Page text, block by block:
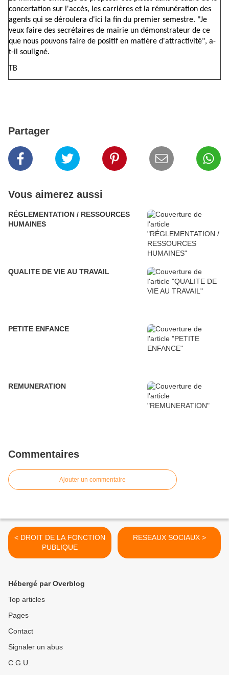
concertation sur l'accès, les carrières et la rémunération des
agents qui se déroulera d'ici la fin du premier semestre. "Je
veux faire des secrétaires de mairie un démonstrateur de ce
que nous pouvons faire de positif en matière d'attractivité", a-
t-il souligné.
TB
Partager
Vous aimerez aussi
RÉGLEMENTATION / RESSOURCES
HUMAINES
QUALITE DE VIE AU TRAVAIL
PETITE ENFANCE
REMUNERATION
Commentaires
Ajouter un commentaire
< DROIT DE LA FONCTION
PUBLIQUE
RESEAUX SOCIAUX >
Hébergé par Overblog
Top articles
Pages
Contact
Signaler un abus
C.G.U.